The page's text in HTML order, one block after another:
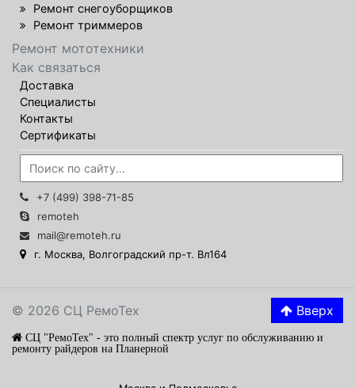
Ремонт снегоуборщиков
Ремонт триммеров
Ремонт мототехники
Как связаться
Доставка
Специалисты
Контакты
Сертификаты
+7 (499) 398-71-85
remoteh
mail@remoteh.ru
г. Москва, Волгоградский пр-т. Вл164
© 2026 СЦ РемоТех Вверх
СЦ "РемоТех" - это полный спектр услуг по обслуживанию и
ремонту райдеров на Планерной